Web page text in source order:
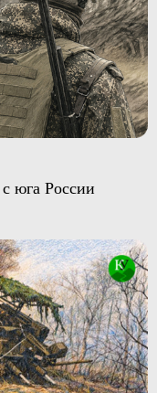
юга России